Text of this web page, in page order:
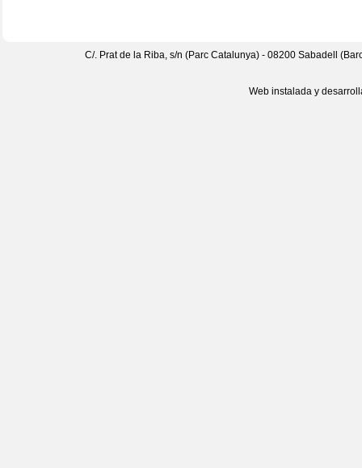
C/. Prat de la Riba, s/n (Parc Catalunya) - 08200 Sabadell (
Web instalada y